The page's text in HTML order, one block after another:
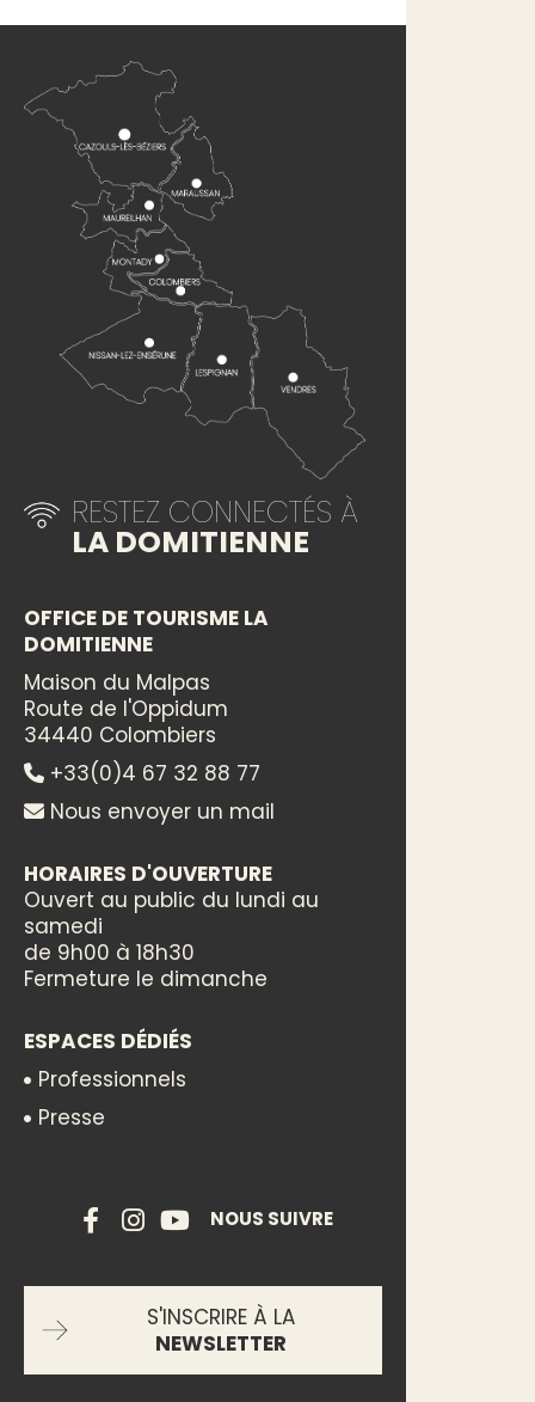
RESTEZ CONNECTÉS À
LA DOMITIENNE
OFFICE DE TOURISME LA
DOMITIENNE
Maison du Malpas
Route de l'Oppidum
34440 Colombiers
+33(0)4 67 32 88 77
Nous envoyer un mail
HORAIRES D'OUVERTURE
Ouvert au public du lundi au
samedi
de 9h00 à 18h30
Fermeture le dimanche
ESPACES DÉDIÉS
Professionnels
Presse
NOUS SUIVRE
S'INSCRIRE À LA
NEWSLETTER